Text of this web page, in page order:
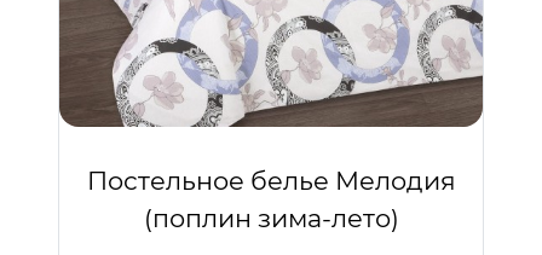
Постельное белье Мелодия
(поплин зима-лето)